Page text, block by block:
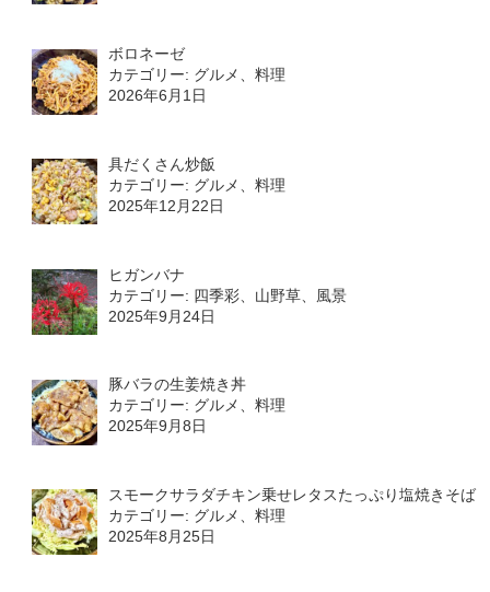
ボロネーゼ
カテゴリー: グルメ、料理
2026年6月1日
具だくさん炒飯
カテゴリー: グルメ、料理
2025年12月22日
ヒガンバナ
カテゴリー: 四季彩、山野草、風景
2025年9月24日
豚バラの生姜焼き丼
カテゴリー: グルメ、料理
2025年9月8日
スモークサラダチキン乗せレタスたっぷり塩焼きそば
カテゴリー: グルメ、料理
2025年8月25日